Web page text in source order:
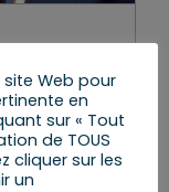
–
et de
Actions
Web pour
en
sur « Tout
de TOUS
cliquer sur les
un